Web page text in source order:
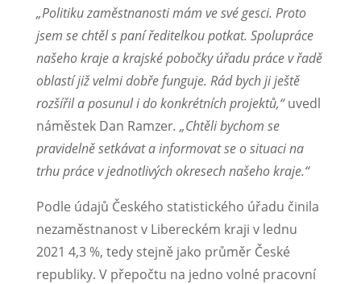
„Politiku zaměstnanosti mám ve své gesci. Proto
jsem se chtěl s paní ředitelkou potkat. Spolupráce
našeho kraje a krajské pobočky úřadu práce v řadě
oblastí již velmi dobře funguje. Rád bych ji ještě
rozšířil a posunul i do konkrétních projektů,“uvedl
náměstek Dan Ramzer. „Chtěli bychom se
pravidelně setkávat a informovat se o situaci na
trhu práce v jednotlivých okresech našeho kraje.“
Podle údajů Českého statistického úřadu činila
nezaměstnanost v Libereckém kraji v lednu
2021 4,3 %, tedy stejně jako průměr České
republiky. V přepočtu na jedno volné pracovní